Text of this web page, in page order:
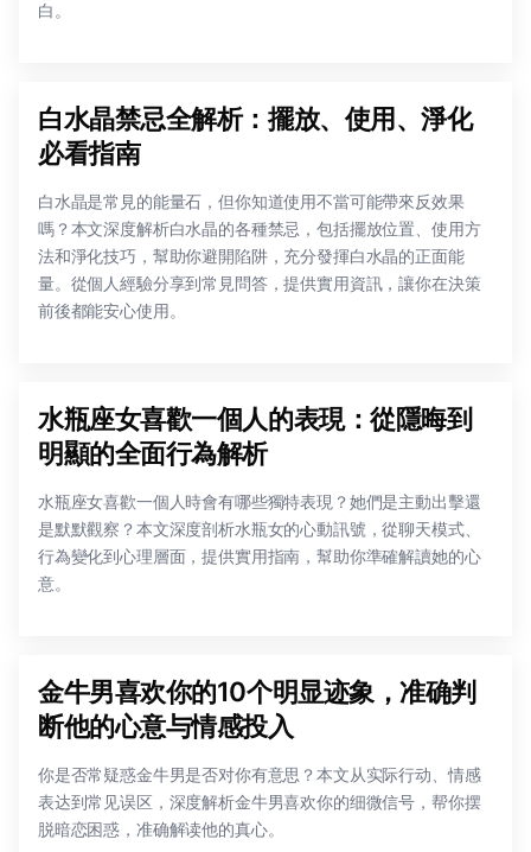
白。
白水晶禁忌全解析：擺放、使用、淨化
必看指南
白水晶是常見的能量石，但你知道使用不當可能帶來反效果
嗎？本文深度解析白水晶的各種禁忌，包括擺放位置、使用方
法和淨化技巧，幫助你避開陷阱，充分發揮白水晶的正面能
量。從個人經驗分享到常見問答，提供實用資訊，讓你在決策
前後都能安心使用。
水瓶座女喜歡一個人的表現：從隱晦到
明顯的全面行為解析
水瓶座女喜歡一個人時會有哪些獨特表現？她們是主動出擊還
是默默觀察？本文深度剖析水瓶女的心動訊號，從聊天模式、
行為變化到心理層面，提供實用指南，幫助你準確解讀她的心
意。
金牛男喜欢你的10个明显迹象，准确判
断他的心意与情感投入
你是否常疑惑金牛男是否对你有意思？本文从实际行动、情感
表达到常见误区，深度解析金牛男喜欢你的细微信号，帮你摆
脱暗恋困惑，准确解读他的真心。